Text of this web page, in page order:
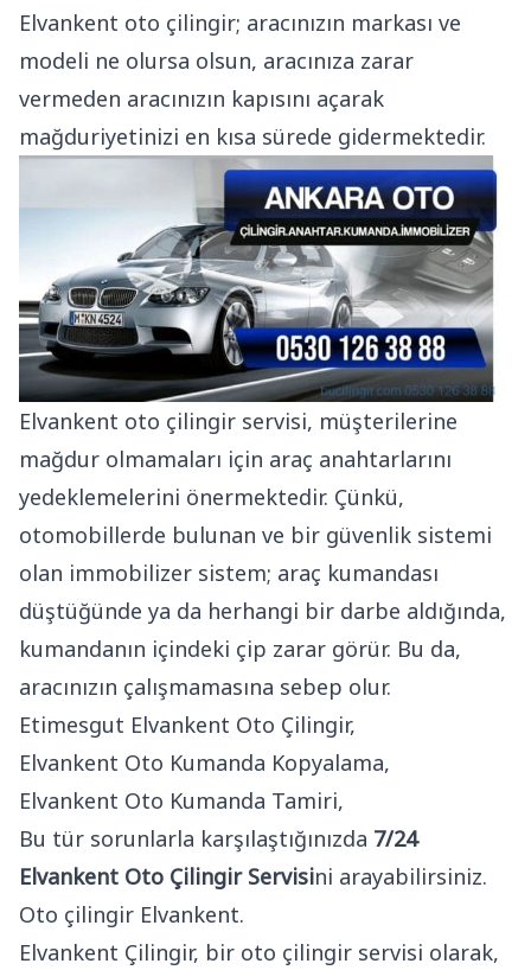
Elvankent oto çilingir; aracınızın markası ve
modeli ne olursa olsun, aracınıza zarar
vermeden aracınızın kapısını açarak
mağduriyetinizi en kısa sürede gidermektedir.
Elvankent oto çilingir servisi, müşterilerine
mağdur olmamaları için araç anahtarlarını
yedeklemelerini önermektedir. Çünkü,
otomobillerde bulunan ve bir güvenlik sistemi
olan immobilizer sistem; araç kumandası
düştüğünde ya da herhangi bir darbe aldığında,
kumandanın içindeki çip zarar görür. Bu da,
aracınızın çalışmamasına sebep olur.
Etimesgut Elvankent Oto Çilingir,
Elvankent Oto Kumanda Kopyalama,
Elvankent Oto Kumanda Tamiri,
Bu tür sorunlarla karşılaştığınızda 7/24
Elvankent Oto Çilingir Servisini arayabilirsiniz.
Oto çilingir Elvankent.
Elvankent Çilingir, bir oto çilingir servisi olarak,